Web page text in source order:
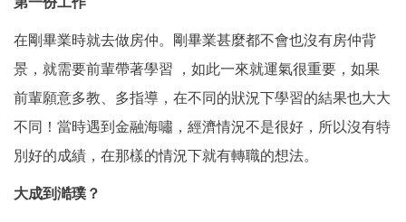
在剛畢業時就去做房仲。剛畢業甚麼都不會也沒有房仲背
景，就需要前輩帶著學習 ，如此一來就運氣很重要，如果
前輩願意多教、多指導，在不同的狀況下學習的結果也大大
不同！當時遇到金融海嘯，經濟情況不是很好，所以沒有特
別好的成績，在那樣的情況下就有轉職的想法。
大成到澔璞？